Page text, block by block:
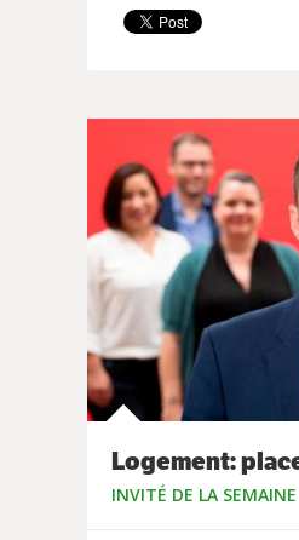
Logement:
INVITÉ DE LA SEMAINE